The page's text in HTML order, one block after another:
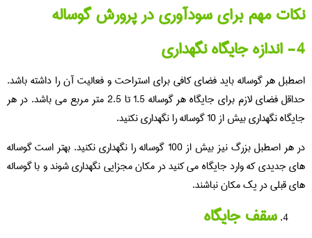
نکات مهم برای سودآوری در پرورش گوساله
4- اندازه جایگاه نگهداری
اصطبل هر گوساله باید فضای کافی برای استراحت و فعالیت آن را داشته باشد.
حداقل فضای لازم برای جایگاه هر گوساله 1.5 تا 2.5 متر مربع می باشد. در هر
جایگاه نگهداری بیش از 10 گوساله را نگهداری نکنید.
در هر اصطبل بزرگ نیز بیش از 100 گوساله را نگهداری نکنید. بهتر است گوساله
های جدیدی که وارد جایگاه می کنید در مکان مجزایی نگهداری شوند و با گوساله
های قبلی در یک مکان نباشند.
سقف جایگاه